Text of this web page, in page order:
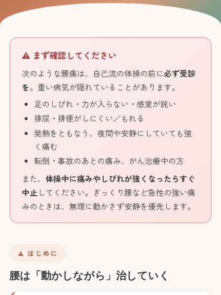
⚠️ まず確認してください
次のような腰痛は、自己流の体操の前に必ず受診
を。重い病気が隠れていることがあります。
足のしびれ・力が入らない・感覚が鈍い
排尿・排便がしにくい／もれる
発熱をともなう、夜間や安静にしていても強
く痛む
転倒・事故のあとの痛み、がん治療中の方
また、 体操中に痛みやしびれが強くなったらすぐ
中止してください。ぎっくり腰など急性の強い痛
みのときは、無理に動かさず安静を優先します。
🧘 はじめに
腰は「動かしながら」治していく